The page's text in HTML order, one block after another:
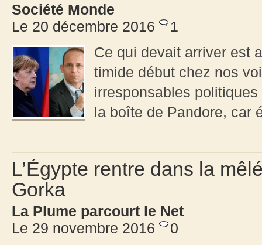
Société Monde
Le 20 décembre 2016
1
Ce qui devait arriver est
timide début chez nos
irresponsables
la boîte de Pandore, car
L’Égypte rentre dans la
Gorka
La Plume parcourt le Net
Le 29 novembre 2016
0